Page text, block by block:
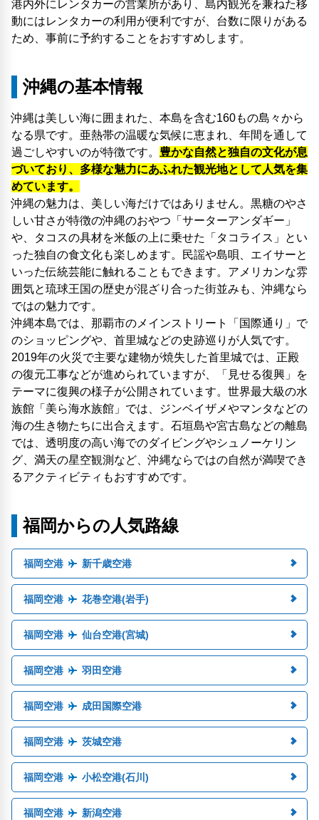
港内外にレンタカーの営業所があり、島内観光を兼ねた移
動にはレンタカーの利用が便利ですが、台数に限りがある
ため、事前に予約することをおすすめします。
沖縄の基本情報
沖縄は美しい海に囲まれた、本島を含む160もの島々から
なる県です。亜熱帯の温暖な気候に恵まれ、年間を通して
過ごしやすいのが特徴です。 豊かな自然と独自の文化が息
づいており、多様な魅力にあふれた観光地として人気を集
めています。
沖縄の魅力は、美しい海だけではありません。黒糖のやさ
しい甘さが特徴の沖縄のおやつ「サーターアンダギー」
や、タコスの具材を米飯の上に乗せた「タコライス」とい
った独自の食文化も楽しめます。民謡や島唄、エイサーと
いった伝統芸能に触れることもできます。アメリカンな雰
囲気と琉球王国の歴史が混ざり合った街並みも、沖縄なら
ではの魅力です。
沖縄本島では、那覇市のメインストリート「国際通り」で
のショッピングや、首里城などの史跡巡りが人気です。
2019年の火災で主要な建物が焼失した首里城では、正殿
の復元工事などが進められていますが、「見せる復興」を
テーマに復興の様子が公開されています。世界最大級の水
族館「美ら海水族館」では、ジンベイザメやマンタなどの
海の生き物たちに出合えます。石垣島や宮古島などの離島
では、透明度の高い海でのダイビングやシュノーケリン
グ、満天の星空観測など、沖縄ならではの自然が満喫でき
るアクティビティもおすすめです。
福岡からの人気路線
福岡空港 新千歳空港
福岡空港 花巻空港(岩手)
福岡空港 仙台空港(宮城)
福岡空港 羽田空港
福岡空港 成田国際空港
福岡空港 茨城空港
福岡空港 小松空港(石川)
福岡空港 新潟空港